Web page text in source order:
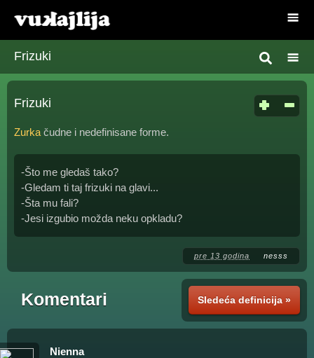
Frizuki
Frizuki
Zurka čudne i nedefinisane forme.
-Što me gledaš tako?
-Gledam ti taj frizuki na glavi...
-Šta mu fali?
-Jesi izgubio možda neku opkladu?
pre 13 godina nesss
Sledeća definicija »
Komentari
Nienna